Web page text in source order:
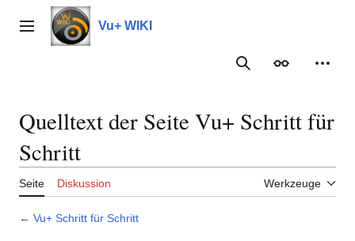
Inhalt
springenHauptmenü Vu+ WIKI
Suche
Quelltext der Seite Vu+ Schritt für
Schritt
Seite Diskussion Werkzeuge
← Vu+ Schritt für Schritt